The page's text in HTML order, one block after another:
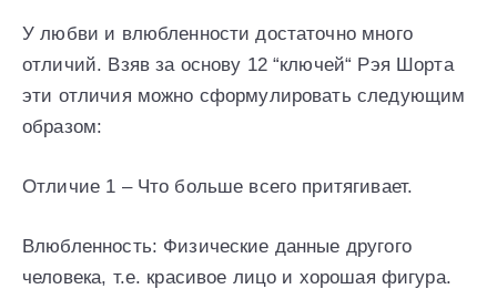
У любви и влюбленности достаточно много
отличий. Взяв за основу 12 “ключей“ Рэя Шорта
эти отличия можно сформулировать следующим
образом:
Отличие 1 – Что больше всего притягивает.
Влюбленность: Физические данные другого
человека, т.е. красивое лицо и хорошая фигура.